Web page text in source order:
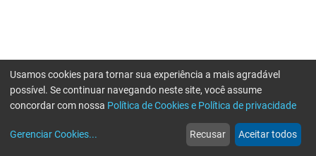
web
Notícias
more_horiz
Mais
Usamos cookies para tornar sua experiência a mais agradável
possível. Se continuar navegando neste site, você assume
concordar com nossa Política de Cookies e Política de privacidade
Gerenciar Cookies... Recusar Aceitar todos
Erro ao enviar informações, por favor tente novamente